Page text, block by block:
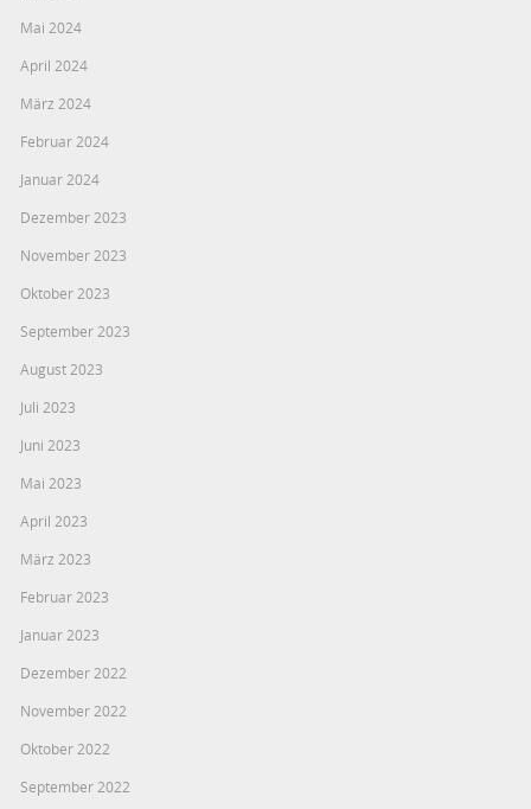
Mai 2024
April 2024
März 2024
Februar 2024
Januar 2024
Dezember 2023
November 2023
Oktober 2023
September 2023
August 2023
Juli 2023
Juni 2023
Mai 2023
April 2023
März 2023
Februar 2023
Januar 2023
Dezember 2022
November 2022
Oktober 2022
September 2022